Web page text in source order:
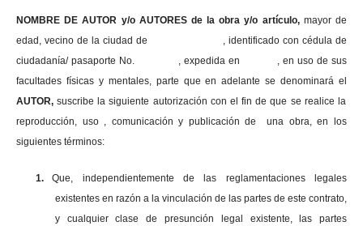
NOMBRE DE AUTOR y/o AUTORES de la obra y/o artículo, mayor de
edad, vecino de la ciudad de , identificado con cédula de
ciudadanía/ pasaporte No. , expedida en , en uso de sus
facultades físicas y mentales, parte que en adelante se denominará el
AUTOR,suscribe la siguiente autorización con el fin de que se realice la
reproducción, uso , comunicación y publicación de una obra, en los
siguientes términos:
1.
Que, independientemente de las reglamentaciones legales
existentes en razón a la vinculación de las partes de este contrato,
y cualquier clase de presunción legal existente, las partes